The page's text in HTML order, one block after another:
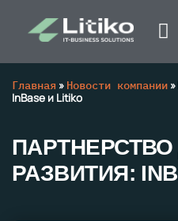
Главная » Новости компании »
InBase и Litiko
РАЗВИТИЯ: